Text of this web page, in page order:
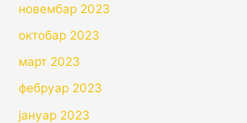
новембар 2023
октобар 2023
март 2023
фебруар 2023
јануар 2023